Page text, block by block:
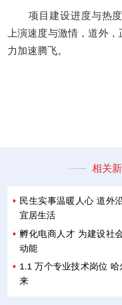
项目建设进度与热度
上演速度与激情，道外
力加速腾飞。
相关
民生实事温暖人心 道外
宜居生活
孵化电商人才 为建设社
动能
1.1 万个专业技术岗位 哈
来